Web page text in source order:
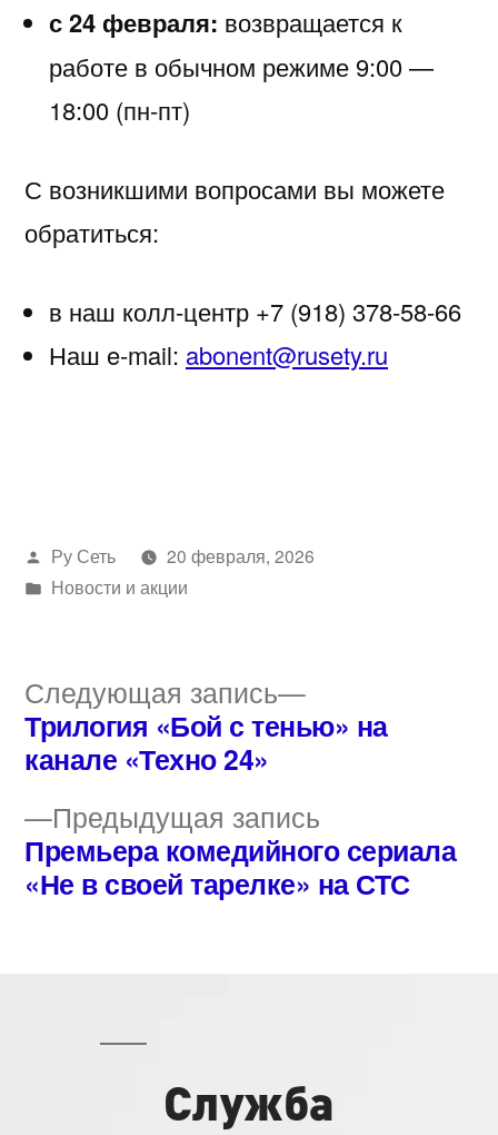
с 24 февраля: возвращается к
работе в обычном режиме 9:00 —
18:00 (пн-пт)
С возникшими вопросами вы можете
обратиться:
в наш колл-центр +7 (918) 378-58-66
Наш e-mail: abonent@rusety.ru
Написано
автором
Ру Сеть
20 февраля, 2026
Написано
Новости и акции
Навигация
записям
Предыдущая запись
запись:
Премьера комедийного сериала
«Не в своей тарелке» на СТС
Следующая запись
Следующая
запись:
Трилогия «Бой с тенью» на
канале «Техно 24»
Служба